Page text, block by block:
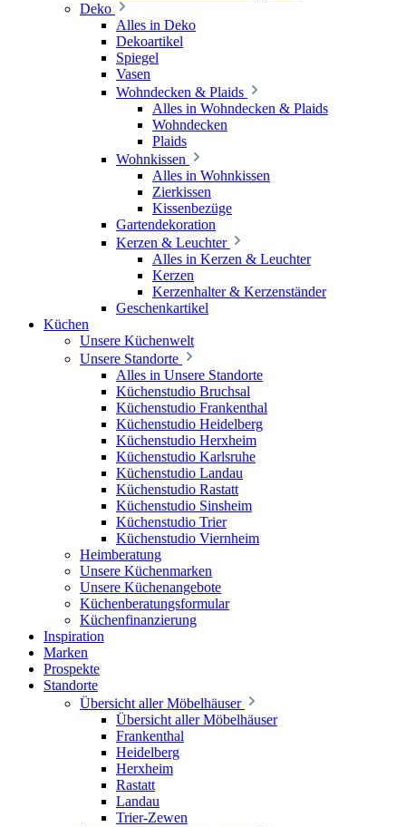
Deko
Alles in Deko
Dekoartikel
Spiegel
Vasen
Wohndecken & Plaids
Alles in Wohndecken & Plaids
Wohndecken
Plaids
Wohnkissen
Alles in Wohnkissen
Zierkissen
Kissenbezüge
Gartendekoration
Kerzen & Leuchter
Alles in Kerzen & Leuchter
Kerzen
Kerzenhalter & Kerzenständer
Geschenkartikel
Küchen
Unsere Küchenwelt
Unsere Standorte
Alles in Unsere Standorte
Küchenstudio Bruchsal
Küchenstudio Frankenthal
Küchenstudio Heidelberg
Küchenstudio Herxheim
Küchenstudio Karlsruhe
Küchenstudio Landau
Küchenstudio Rastatt
Küchenstudio Sinsheim
Küchenstudio Trier
Küchenstudio Viernheim
Heimberatung
Unsere Küchenmarken
Unsere Küchenangebote
Küchenberatungsformular
Küchenfinanzierung
Inspiration
Marken
Prospekte
Standorte
Übersicht aller Möbelhäuser
Übersicht aller Möbelhäuser
Frankenthal
Heidelberg
Herxheim
Rastatt
Landau
Trier-Zewen